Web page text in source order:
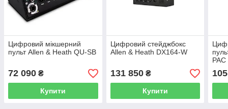
Цифровий мікшерний
пульт Allen & Heath QU-SB
72 090 ₴
Купити
Цифровий стейджбокс
Allen & Heath DX164-W
131 850₴
Купити
PAC